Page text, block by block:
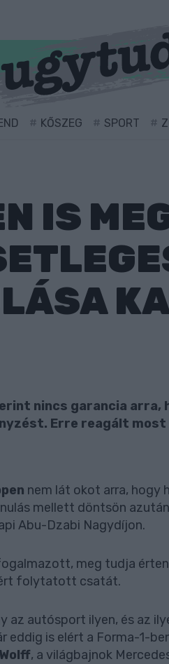
KŐSZEG SPORT
IS
nincs garancia arra,
Erre reagált most
nem lát okot arra, hogy
mellett döntsön
Abu-Dzabi Nagydíjon.
meg tudja
folytatott csatát.
az autósport ilyen, és az
eddig is elért a Forma-1-
, a világbajnok